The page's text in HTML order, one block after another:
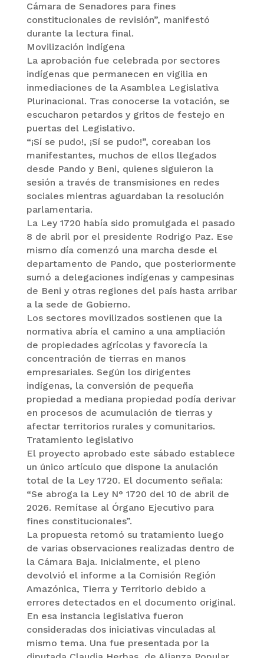
Cámara de Senadores para fines
constitucionales de revisión”, manifestó
durante la lectura final.
Movilización indígena
La aprobación fue celebrada por sectores
indígenas que permanecen en vigilia en
inmediaciones de la Asamblea Legislativa
Plurinacional. Tras conocerse la votación, se
escucharon petardos y gritos de festejo en
puertas del Legislativo.
“¡Sí se pudo!, ¡Sí se pudo!”, coreaban los
manifestantes, muchos de ellos llegados
desde Pando y Beni, quienes siguieron la
sesión a través de transmisiones en redes
sociales mientras aguardaban la resolución
parlamentaria.
La Ley 1720 había sido promulgada el pasado
8 de abril por el presidente Rodrigo Paz. Ese
mismo día comenzó una marcha desde el
departamento de Pando, que posteriormente
sumó a delegaciones indígenas y campesinas
de Beni y otras regiones del país hasta arribar
a la sede de Gobierno.
Los sectores movilizados sostienen que la
normativa abría el camino a una ampliación
de propiedades agrícolas y favorecía la
concentración de tierras en manos
empresariales. Según los dirigentes
indígenas, la conversión de pequeña
propiedad a mediana propiedad podía derivar
en procesos de acumulación de tierras y
afectar territorios rurales y comunitarios.
Tratamiento legislativo
El proyecto aprobado este sábado establece
un único artículo que dispone la anulación
total de la Ley 1720. El documento señala:
“Se abroga la Ley N° 1720 del 10 de abril de
2026. Remítase al Órgano Ejecutivo para
fines constitucionales”.
La propuesta retomó su tratamiento luego
de varias observaciones realizadas dentro de
la Cámara Baja. Inicialmente, el pleno
devolvió el informe a la Comisión Región
Amazónica, Tierra y Territorio debido a
errores detectados en el documento original.
En esa instancia legislativa fueron
consideradas dos iniciativas vinculadas al
mismo tema. Una fue presentada por la